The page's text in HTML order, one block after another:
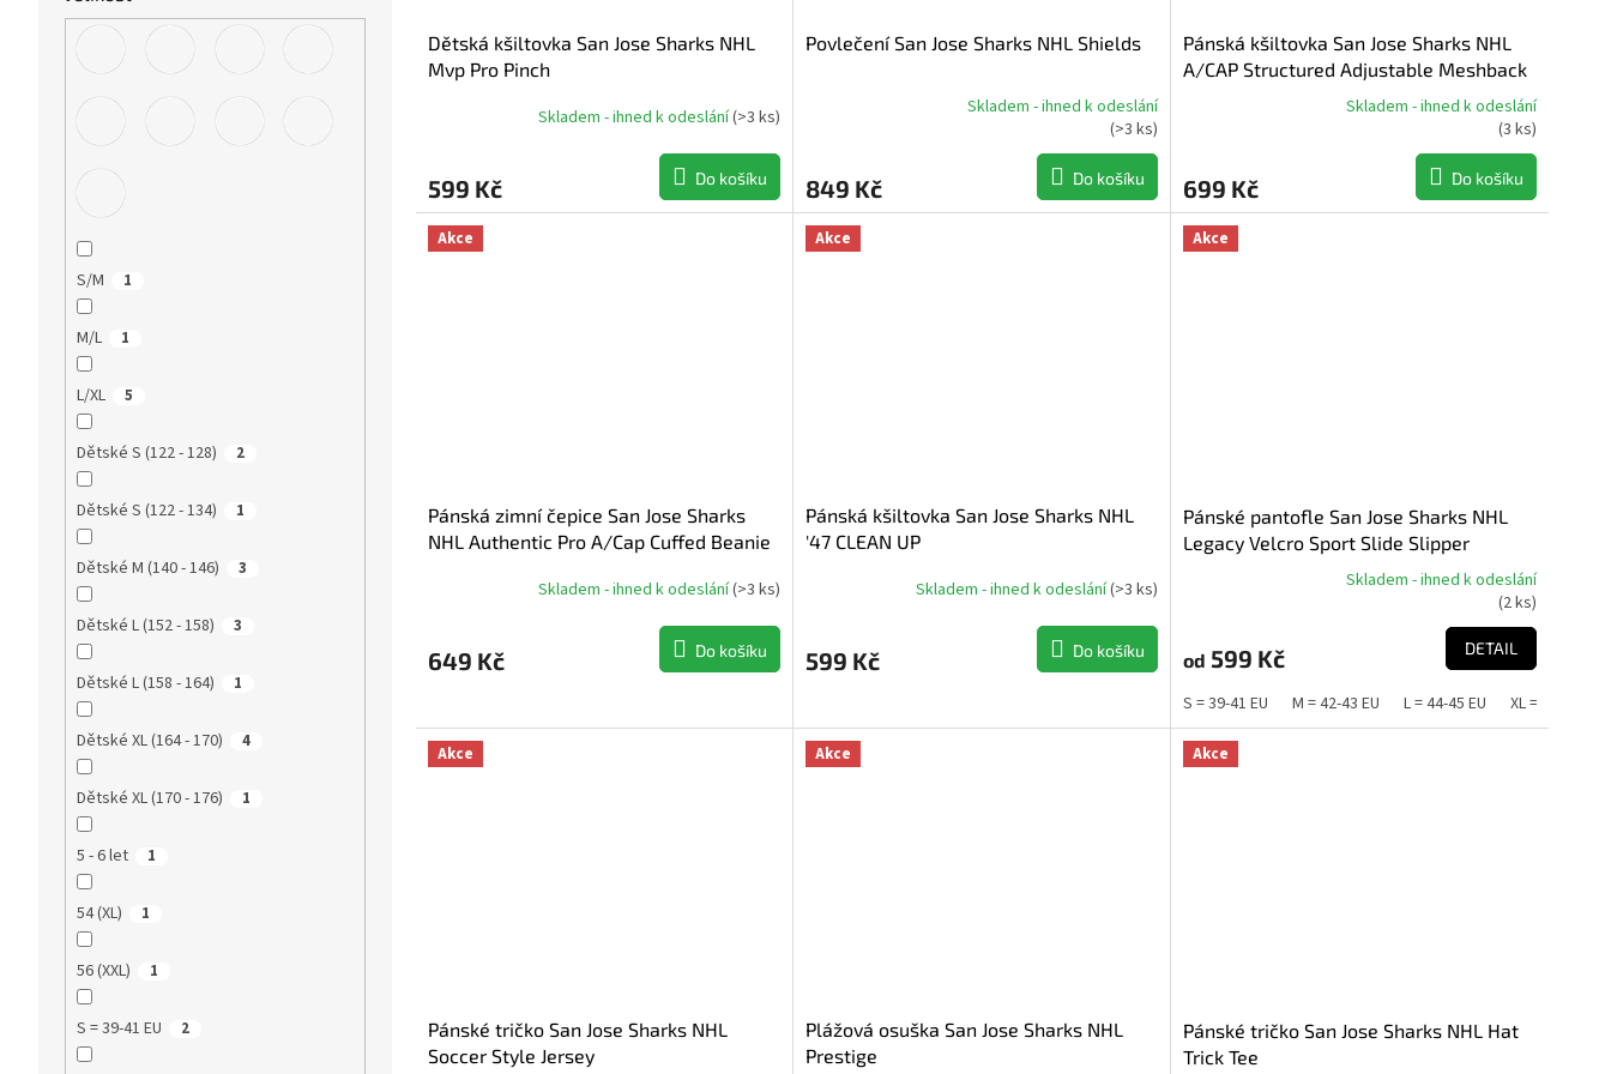
S/M 1
M/L 1
L/XL 5
Dětské S (122 - 128) 2
Dětské S (122 - 134) 1
Dětské M (140 - 146) 3
Dětské L (152 - 158) 3
Dětské L (158 - 164) 1
Dětské XL (164 - 170) 4
Dětské XL (170 - 176) 1
5 - 6 let 1
54 (XL) 1
56 (XXL) 1
S = 39-41 EU 2
Dětská kšiltovka San Jose Sharks NHL
Mvp Pro Pinch
Skladem - ihned k odeslání(>3 ks)
599 Kč Do košíku
Povlečení San Jose Sharks NHL Shields
je
5,0
5
Skladem - ihned k odeslání
(>3 ks)
849 Kč Do košíku
Pánská kšiltovka San Jose Sharks NHL
A/CAP Structured Adjustable Meshback
je
5,0
5
Skladem - ihned k odeslání
(3 ks)
699 Kč Do košíku
Akce
Pánská zimní čepice San Jose Sharks
NHL Authentic Pro A/Cap Cuffed Beanie
Skladem - ihned k odeslání(>3 ks)
649 Kč Do košíku
Akce
Pánská kšiltovka San Jose Sharks NHL
'47 CLEAN UP
Skladem - ihned k odeslání(>3 ks)
599 Kč Do košíku
Akce
Pánské pantofle San Jose Sharks NHL
Legacy Velcro Sport Slide Slipper
je
z
5
hvězdiček.
Skladem - ihned k odeslání
(2 ks)
od 599 Kč DETAIL
S = 39-41 EU M = 42-43 EU L = 44-45 EU XL = 46-48 EU
Akce
Pánské tričko San Jose Sharks NHL
Soccer Style Jersey
Akce
Plážová osuška San Jose Sharks NHL
Prestige
Akce
Pánské tričko San Jose Sharks NHL Hat
Trick Tee